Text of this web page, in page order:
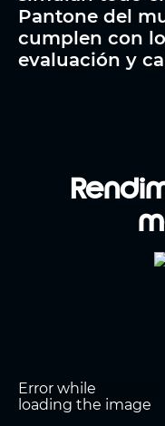
Pantone del
cumplen con
evaluación y